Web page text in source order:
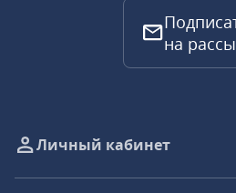
на
Личный кабинет